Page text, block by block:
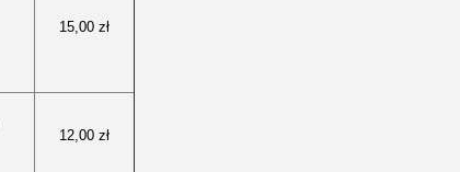
15,00 zł
12,00 zł